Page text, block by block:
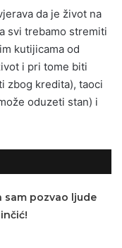
da je život na
svi trebamo stremiti
kutijicama od
i pri tome biti
zbog kredita), taoci
oduzeti stan) i
sam pozvao ljude